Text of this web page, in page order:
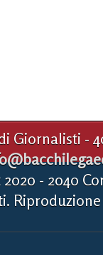
Giornalisti -
2020 - 2040